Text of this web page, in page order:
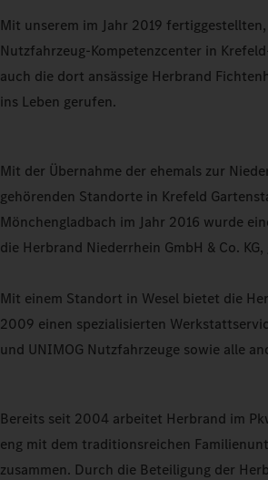
Mit unserem im Jahr 2019
Nutzfahrzeug-Kompetenzcenter in
auch die dort ansässige Herbrand
ins Leben gerufen.
Mit der Übernahme der ehemals zur
gehörenden Standorte in Krefeld
Mönchengladbach im Jahr 2016 wurde
die Herbrand Niederrhein GmbH & Co.
Mit einem Standort in Wesel bietet die
2009 einen spezialisierten
und UNIMOG Nutzfahrzeuge sowie alle
Bereits seit 2004 arbeitet Herbrand im
eng mit dem traditionsreichen
zusammen. Durch die Beteiligung der